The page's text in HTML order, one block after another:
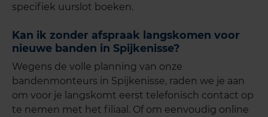
specifiek uurslot boeken.
Kan ik zonder afspraak langskomen voor
nieuwe banden in Spijkenisse?
Wegens de volle planning van onze
bandenmonteurs in Spijkenisse, raden we je aan
om voor je langskomt eerst telefonisch contact op
te nemen met het filiaal. Of om eenvoudig online